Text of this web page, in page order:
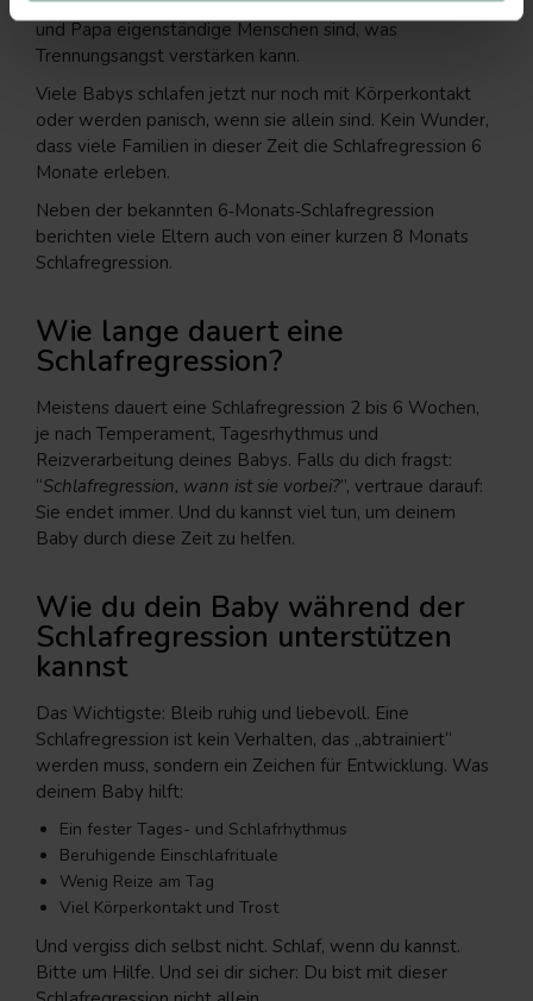
und Papa eigenständige Menschen sind, was
Trennungsangst verstärken kann.
Viele Babys schlafen jetzt nur noch mit Körperkontakt
oder werden panisch, wenn sie allein sind. Kein Wunder,
dass viele Familien in dieser Zeit die Schlafregression 6
Monate erleben.
Neben der bekannten 6‑Monats‑Schlafregression
berichten viele Eltern auch von einer kurzen 8 Monats
Schlafregression.
Wie lange dauert eine
Schlafregression?
Meistens dauert eine Schlafregression 2 bis 6 Wochen,
je nach Temperament, Tagesrhythmus und
Reizverarbeitung deines Babys. Falls du dich fragst:
“Schlafregression, wann ist sie vorbei?”, vertraue darauf:
Sie endet immer. Und du kannst viel tun, um deinem
Baby durch diese Zeit zu helfen.
Wie du dein Baby während der
Schlafregression unterstützen
kannst
Das Wichtigste: Bleib ruhig und liebevoll. Eine
Schlafregression ist kein Verhalten, das „abtrainiert“
werden muss, sondern ein Zeichen für Entwicklung. Was
deinem Baby hilft:
Ein fester Tages- und Schlafrhythmus
Beruhigende Einschlafrituale
Wenig Reize am Tag
Viel Körperkontakt und Trost
Und vergiss dich selbst nicht. Schlaf, wenn du kannst.
Bitte um Hilfe. Und sei dir sicher: Du bist mit dieser